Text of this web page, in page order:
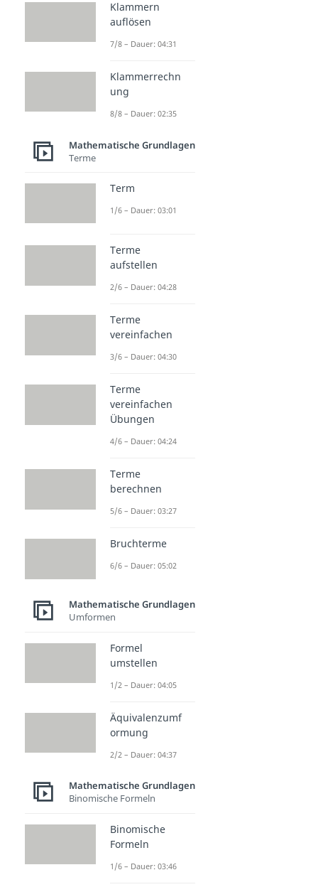
Klammern
auflösen
7/8 – Dauer: 04:31
Klammerrechn
ung
8/8 – Dauer: 02:35
Mathematische Grundlagen
Terme
Term
1/6 – Dauer: 03:01
Terme
aufstellen
2/6 – Dauer: 04:28
Terme
vereinfachen
3/6 – Dauer: 04:30
Terme
vereinfachen
Übungen
4/6 – Dauer: 04:24
Terme
berechnen
5/6 – Dauer: 03:27
Bruchterme
6/6 – Dauer: 05:02
Mathematische Grundlagen
Umformen
Formel
umstellen
1/2 – Dauer: 04:05
Äquivalenzumf
ormung
2/2 – Dauer: 04:37
Mathematische Grundlagen
Binomische Formeln
Binomische
Formeln
1/6 – Dauer: 03:46